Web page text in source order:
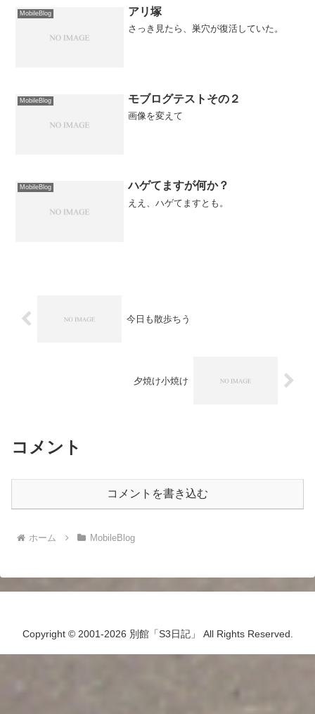
MobileBlog アリ塚
さっき見たら、巣穴が復活していた。
MobileBlog モブログテストその２
画像を変えて
MobileBlog ハゲてますが何か？
ええ、ハゲてますとも。
今日も散歩ちう
夕焼け小焼け
コメント
コメントを書き込む
ホーム MobileBlog
Copyright © 2001-2026 別館「S3日記」 All Rights Reserved.